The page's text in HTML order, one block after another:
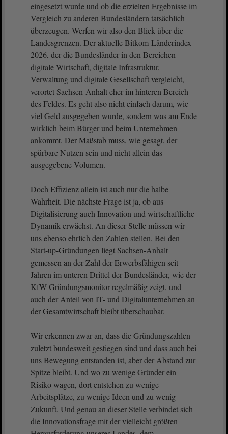
eingesetzt wurde und ob die erzielten Ergebnisse im
Vergleich zu anderen Bundesländern tatsächlich
überzeugen. Werfen wir also den Blick über die
Landesgrenzen. Der aktuelle Bitkom-Länderindex
2026, der die Bundesländer in den Bereichen
digitale Wirtschaft, digitale Infrastruktur,
Verwaltung und digitale Gesellschaft vergleicht,
verortet Sachsen-Anhalt eher im hinteren Bereich
des Feldes. Es geht also nicht einfach darum, wie
viel Geld ausgegeben wurde, sondern was am Ende
wirklich beim Bürger und beim Unternehmen
ankommt. Der Maßstab muss, wie gesagt, der
spürbare Nutzen sein und nicht allein das
ausgegebene Volumen.
Doch Effizienz allein ist auch nur die halbe
Wahrheit. Die nächste Frage ist ja, ob aus
Digitalisierung auch Innovation und wirtschaftliche
Dynamik erwächst. An dieser Stelle müssen wir
uns ebenso ehrlich den Zahlen stellen. Bei den
Start-up-Gründungen liegt Sachsen-Anhalt
gemessen an der Zahl der Erwerbsfähigen seit
Jahren im unteren Drittel der Bundesländer, wie der
KfW-Gründungsmonitor regelmäßig zeigt, und
auch der Anteil von IT- und Digitalunternehmen an
der Gesamtwirtschaft bleibt überschaubar.
Wir erkennen zwar an, dass die Gründungszahlen
zuletzt bundesweit gestiegen sind und dass auch bei
uns Bewegung entstanden ist, aber der Abstand zur
Spitze bleibt. Und wo zu wenige Gründer ein
Risiko wagen, dort entstehen zu wenige
Arbeitsplätze, zu wenige Ideen und zu wenig
Zukunft. Und genau an dieser Stelle verbindet sich
die Innovationsfrage mit der vielleicht größten